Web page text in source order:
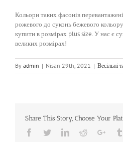
Кольори таких фасонів
рожевого до суконь бежевого
купити в розмірах plus size. У нас є
великих розмірах!
By admin | Nisan 29th, 2021 | Весільні
Share This Story, Choose Your
Facebook
TwitterLinkedIn
Reddit